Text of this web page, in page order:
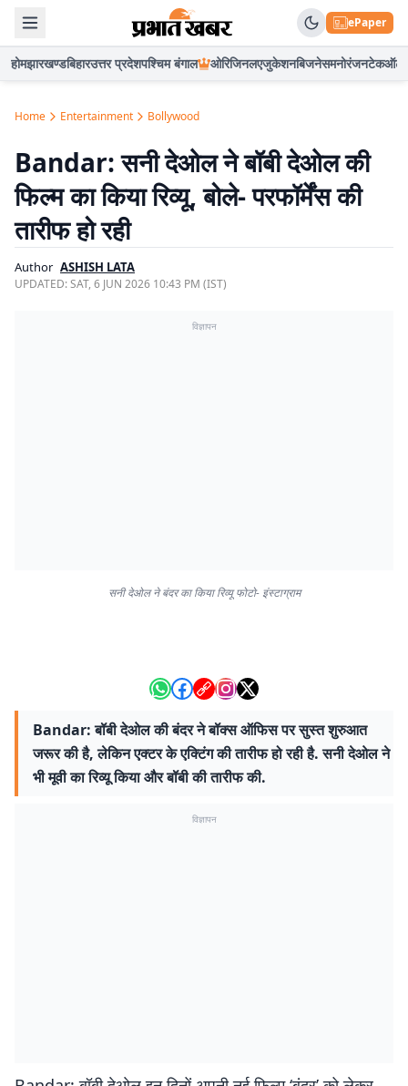
ePaper
होमझारखण्डबिहारउत्तर प्रदेशपश्चिम बंगाल ओरिजिनलएजुकेशनबिजनेसमनोरंजनटेकऑटो
Home Entertainment Bollywood
Bandar: सनी देओल ने बॉबी देओल की
फिल्म का किया रिव्यू, बोले- परफॉर्मेंस की
तारीफ हो रही
Author ASHISH LATA
UPDATED:SAT, 6 JUN 2026 10:43 PM (IST)
विज्ञापन
सनी देओल ने बंदर का किया रिव्यू फोटो- इंस्टाग्राम
Bandar: बॉबी देओल की बंदर ने बॉक्स ऑफिस पर सुस्त शुरुआत
जरूर की है, लेकिन एक्टर के एक्टिंग की तारीफ हो रही है. सनी देओल ने
भी मूवी का रिव्यू किया और बॉबी की तारीफ की.
विज्ञापन